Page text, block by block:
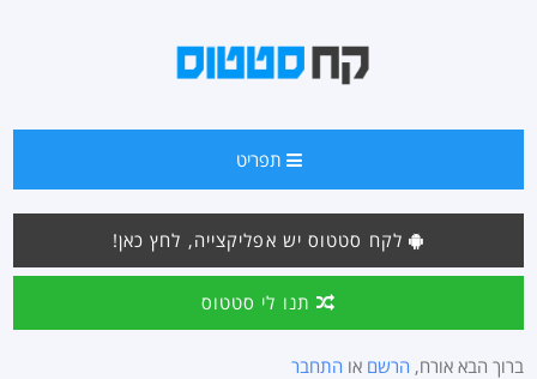
תפריט
לקח סטטוס יש אפליקצייה, לחץ כאן!
תנו לי סטטוס
ברוך הבא אורח, הרשם או התחבר